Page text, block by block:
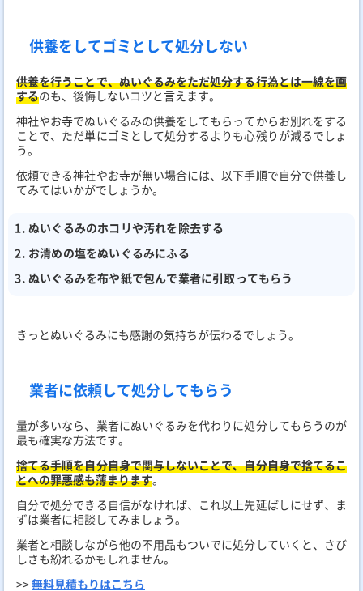
供養をしてゴミとして処分しない
供養を行うことで、ぬいぐるみをただ処分する行為とは一線を画
するのも、後悔しないコツと言えます。
神社やお寺でぬいぐるみの供養をしてもらってからお別れをする
ことで、ただ単にゴミとして処分するよりも心残りが減るでしょ
う。
依頼できる神社やお寺が無い場合には、以下手順で自分で供養し
てみてはいかがでしょうか。
ぬいぐるみのホコリや汚れを除去する
お清めの塩をぬいぐるみにふる
ぬいぐるみを布や紙で包んで業者に引取ってもらう
きっとぬいぐるみにも感謝の気持ちが伝わるでしょう。
業者に依頼して処分してもらう
量が多いなら、業者にぬいぐるみを代わりに処分してもらうのが
最も確実な方法です。
捨てる手順を自分自身で関与しないことで、自分自身で捨てるこ
とへの罪悪感も薄まります。
自分で処分できる自信がなければ、これ以上先延ばしにせず、ま
ずは業者に相談してみましょう。
業者と相談しながら他の不用品もついでに処分していくと、さび
しさも紛れるかもしれません。
>>無料見積もりはこちら